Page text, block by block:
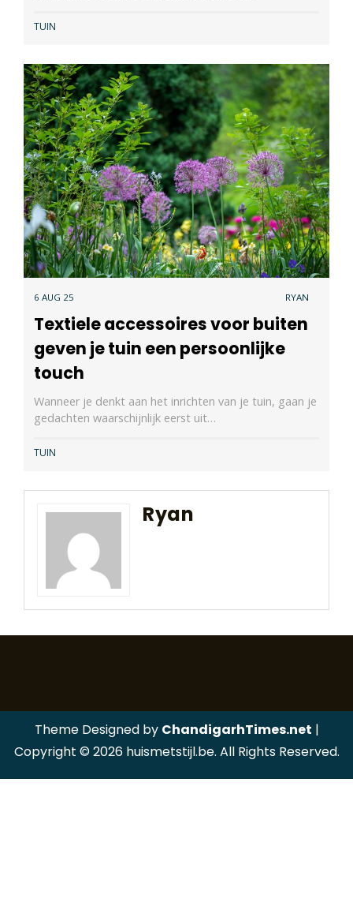
TUIN
6 AUG 25 RYAN
Textiele accessoires voor buiten
geven je tuin een persoonlijke
touch
Wanneer je denkt aan het inrichten van je tuin, gaan je
gedachten waarschijnlijk eerst uit…
TUIN
Ryan
Theme Designed by ChandigarhTimes.net |
Copyright © 2026 huismetstijl.be. All Rights Reserved.